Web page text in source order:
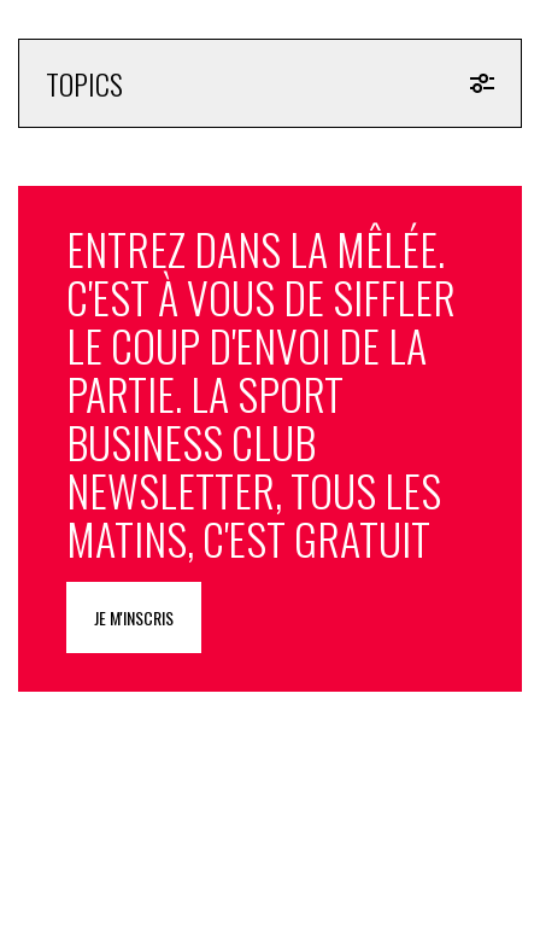
TOPICS
ENTREZ DANS LA MÊLÉE.
C'EST À VOUS DE SIFFLER
LE COUP D'ENVOI DE LA
PARTIE. LA SPORT
BUSINESS CLUB
NEWSLETTER, TOUS LES
MATINS, C'EST GRATUIT
JE M'INSCRIS